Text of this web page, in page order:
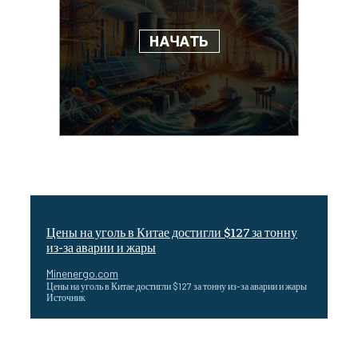
Цены на уголь в Китае достигли $127 за тонну
из-за аварии и жары
Minenergo.com
Цены на уголь в Китае достигли $127 за тонну из-за аварии и жары
Источник